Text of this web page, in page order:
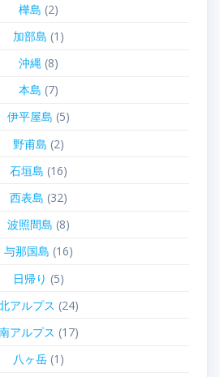
樺島 (2)
加部島 (1)
沖縄(8)
本島 (7)
伊平屋島 (5)
野甫島 (2)
石垣島 (16)
西表島 (32)
波照間島 (8)
与那国島 (16)
日帰り (5)
アルプス (24)
アルプス (17)
八ヶ岳(1)